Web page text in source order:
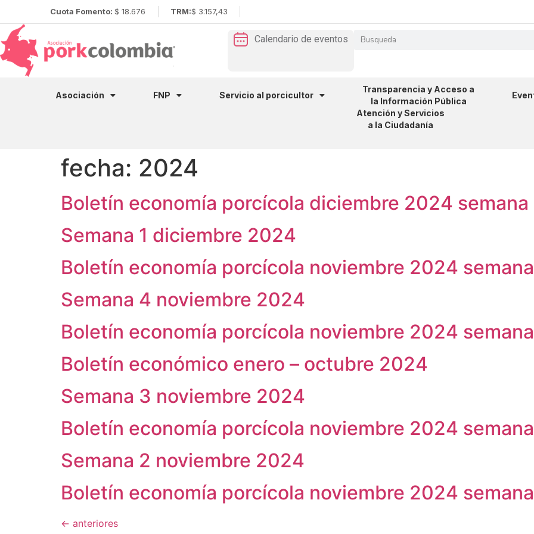
Cuota Fomento: $ 18.676 TRM:$ 3.157,43
Calendario de eventos
Asociación FNP Servicio al porcicultor
Transparencia y Acceso a
la Información Pública
Atención y Servicios
a la Ciudadanía
fecha: 2024
Boletín economía porcícola diciembre 2024 semana
Semana 1 diciembre 2024
Boletín economía porcícola noviembre 2024
Semana 4 noviembre 2024
Boletín economía porcícola noviembre 2024
Boletín económico enero – octubre 2024
Semana 3 noviembre 2024
Boletín economía porcícola noviembre 2024
Semana 2 noviembre 2024
Boletín economía porcícola noviembre 2024
← anteriores